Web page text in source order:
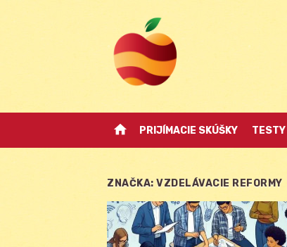
home PRIJÍMACIE SKÚŠKY
ZNAČKA: VZDELÁVACIE REFORMY